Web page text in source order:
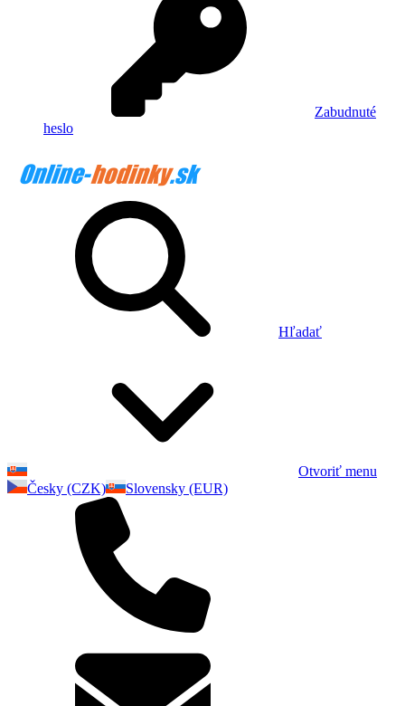
Zabudnuté
heslo
Hľadať
Otvoriť menu
Česky (CZK)
Slovensky (EUR)